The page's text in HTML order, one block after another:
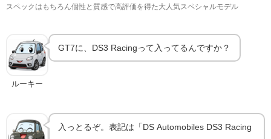
スペックはもちろん個性と質感で高評価を得た大人気スペシャルモデル
ルーキー
GT7に、DS3 Racingって入ってるんですか？
入っとるぞ。表記は「DS Automobiles DS3 Racing